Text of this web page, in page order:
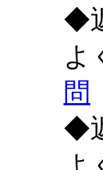
◆
よ
問
◆